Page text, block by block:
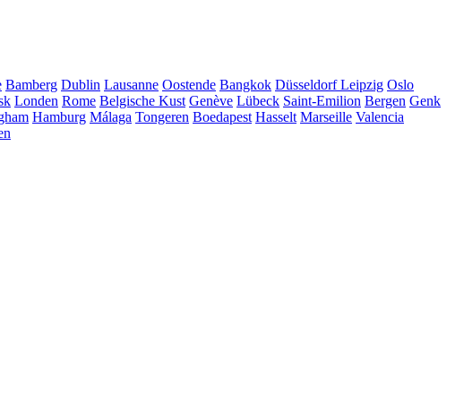
Bamberg Dublin Lausanne Oostende Bangkok DüsseldorfLeipzig Oslo
Londen Rome Belgische Kust Genève Lübeck Saint-Emilion Bergen Genk
Hamburg Málaga Tongeren Boedapest Hasselt Marseille Valencia